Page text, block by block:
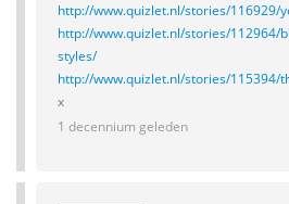
http://www.quizlet.nl/stories/116929/
http://www.quizlet.nl/stories/112964/
styles/
http://www.quizlet.nl/stories/115394/
x
1 decennium geleden